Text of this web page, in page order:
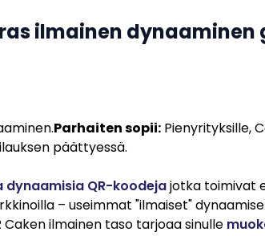
ilmainen
Parhaiten sopii:Pienyrityksille,
päättyessä.
dynaamisia QR-koodejajotka toimivat
– useimmat "ilmaiset"
ilmainen taso tarjoaa sinulle